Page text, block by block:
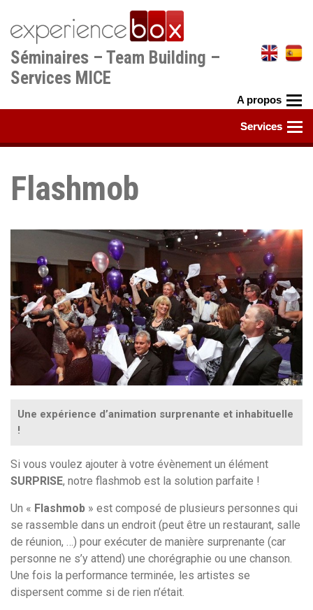
contenu
principal
Séminaires – Team Building –
Services MICE
Flashmob
Une expérience d’animation surprenante et inhabituelle
!
Si vous voulez ajouter à votre évènement un élément
SURPRISE, notre flashmob est la solution parfaite !
Un « Flashmob » est composé de plusieurs personnes qui
se rassemble dans un endroit (peut être un restaurant, salle
de réunion, …) pour exécuter de manière surprenante (car
personne ne s’y attend) une chorégraphie ou une chanson.
Une fois la performance terminée, les artistes se
dispersent comme si de rien n’était.